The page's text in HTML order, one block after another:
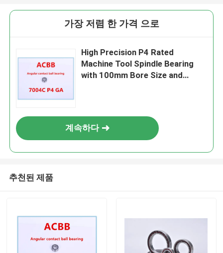
가장 저렴 한 가격 으로
High Precision P4 Rated
Machine Tool Spindle Bearing
with 100mm Bore Size and
계속하다
추천된 제품